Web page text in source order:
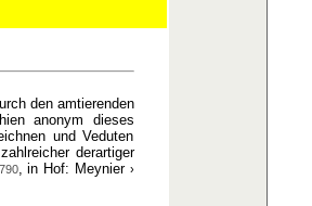
den amtierenden
anonym dieses
und Veduten
derartiger
, in Hof: Meynier ›